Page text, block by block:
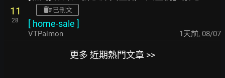
11
28
已刪文
[ home-sale ]
VTPaimon 1天前, 08/07
更多 近期熱門文章 >>